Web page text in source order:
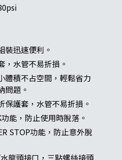
裝迅速便利。
，水管不易折損。
體積不占空間，輕鬆省力
問題。
保護套，水管不易折損。
能，防止使用時脫落。
STOP功能，防止意外脫
龍頭接口，三點螺絲接頭